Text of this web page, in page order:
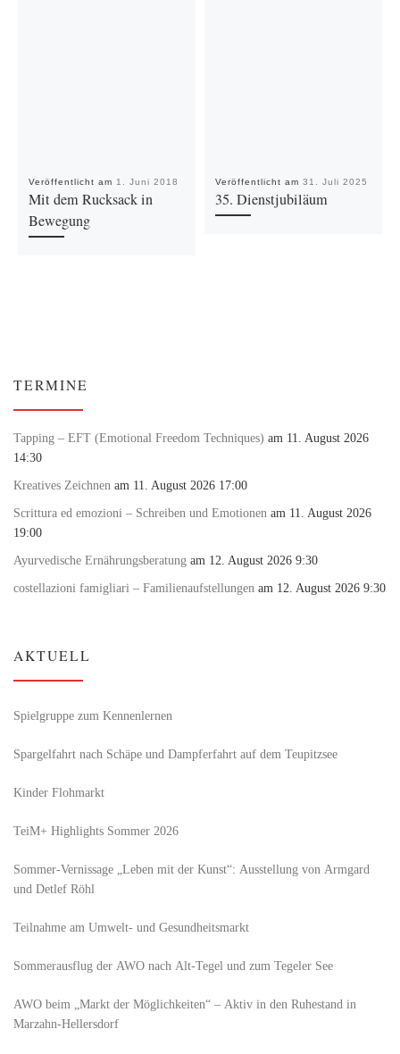
Veröffentlicht am 1. Juni 2018
Mit dem Rucksack in
Bewegung
Veröffentlicht am 31. Juli 2025
35. Dienstjubiläum
TERMINE
Tapping – EFT (Emotional Freedom Techniques) am 11. August 2026
14:30
Kreatives Zeichnen am 11. August 2026 17:00
Scrittura ed emozioni – Schreiben und Emotionen am 11. August 2026
19:00
Ayurvedische Ernährungsberatung am 12. August 2026 9:30
costellazioni famigliari – Familienaufstellungen am 12. August 2026 9:30
AKTUELL
Spielgruppe zum Kennenlernen
Spargelfahrt nach Schäpe und Dampferfahrt auf dem Teupitzsee
Kinder Flohmarkt
TeiM+ Highlights Sommer 2026
Sommer-Vernissage „Leben mit der Kunst“: Ausstellung von Armgard
und Detlef Röhl
Teilnahme am Umwelt- und Gesundheitsmarkt
Sommerausflug der AWO nach Alt‑Tegel und zum Tegeler See
AWO beim „Markt der Möglichkeiten“ – Aktiv in den Ruhestand in
Marzahn-Hellersdorf